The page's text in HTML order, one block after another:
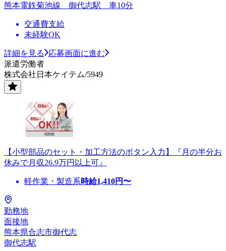
熊本電鉄菊池線 御代志駅 車10分
交通費支給
未経験OK
詳細を見る
応募画面に進む
派遣労働者
株式会社日本ケイテム/5949
【小型部品のセット・加工方法のボタン入力】『月の半分お
休みで月収26.9万円以上可』
軽作業・製造系時給1,410円〜
勤務地
面接地
熊本県合志市御代志
御代志駅